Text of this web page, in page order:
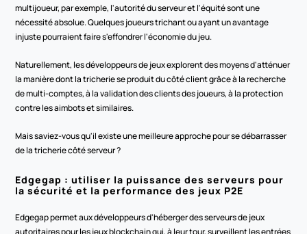
multijoueur, par exemple, l'autorité du serveur et l'équité sont une
nécessité absolue. Quelques joueurs trichant ou ayant un avantage
injuste pourraient faire s'effondrer l'économie du jeu.
Naturellement, les développeurs de jeux explorent des moyens d'atténuer
la manière dont la tricherie se produit du côté client grâce à la recherche
de multi-comptes, à la validation des clients des joueurs, à la protection
contre les aimbots et similaires.
Mais saviez-vous qu'il existe une meilleure approche pour se débarrasser
de la tricherie côté serveur ?
Edgegap : utiliser la puissance des serveurs pour
la sécurité et la performance des jeux P2E
Edgegap permet aux développeurs d'héberger des serveurs de jeux
autoritaires pour les jeux blockchain qui, à leur tour, surveillent les entrées